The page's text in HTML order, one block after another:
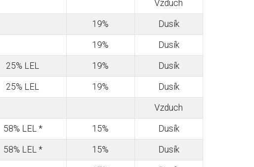
Vzduch
19% Dusík
19% Dusík
25% LEL 19% Dusík
25% LEL 19% Dusík
Vzduch
58% LEL * 15% Dusík
58% LEL * 15% Dusík